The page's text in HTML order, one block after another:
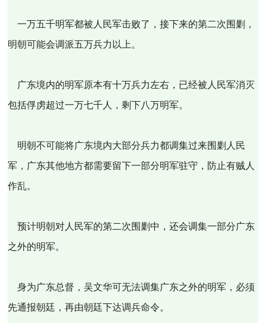
一万五千明军都被人民军击败了，接下来的第二次围剿，
明朝可能会调派五万兵力以上。
广东境内的明军原本有十万兵力左右，已经被人民军消灭
包括俘虏超过一万七千人，剩下八万明军。
明朝不可能将广东境内大部分兵力都调集过来围剿人民
军，广东其他地方都需要留下一部分明军驻守，防止有贼人
作乱。
预计明朝对人民军的第二次围剿中，还会调集一部分广东
之外的明军。
身为广东总督，吴文华可无法调集广东之外的明军，必须
先通报朝廷，再由朝廷下达调兵命令。